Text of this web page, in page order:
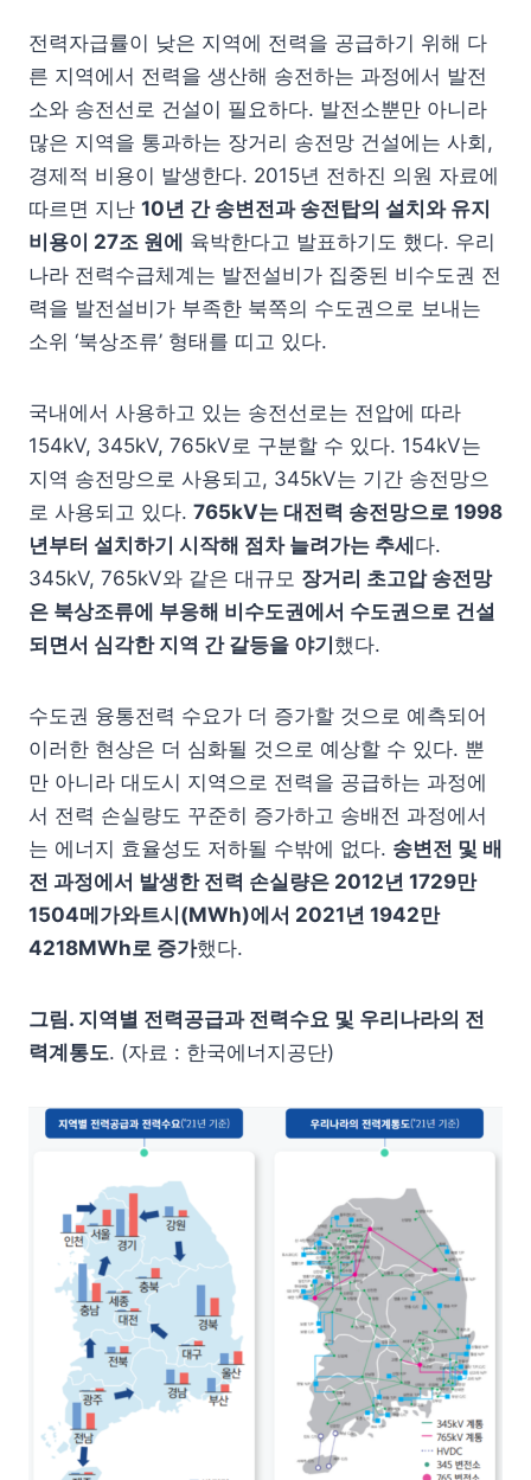
전력자급률이 낮은 지역에 전력을 공급하기 위해 다
른 지역에서 전력을 생산해 송전하는 과정에서 발전
소와 송전선로 건설이 필요하다. 발전소뿐만 아니라
많은 지역을 통과하는 장거리 송전망 건설에는 사회,
경제적 비용이 발생한다. 2015년 전하진 의원 자료에
따르면 지난 10년 간 송변전과 송전탑의 설치와 유지
비용이 27조 원에 육박한다고 발표하기도 했다. 우리
나라 전력수급체계는 발전설비가 집중된 비수도권 전
력을 발전설비가 부족한 북쪽의 수도권으로 보내는
소위 ‘북상조류’ 형태를 띠고 있다.
국내에서 사용하고 있는 송전선로는 전압에 따라
154kV, 345kV, 765kV로 구분할 수 있다. 154kV는
지역 송전망으로 사용되고, 345kV는 기간 송전망으
로 사용되고 있다. 765kV는 대전력 송전망으로 1998
년부터 설치하기 시작해 점차 늘려가는 추세 다.
345kV, 765kV와 같은 대규모 장거리 초고압 송전망
은 북상조류에 부응해 비수도권에서 수도권으로 건설
되면서 심각한 지역 간 갈등을 야기 했다.
수도권 융통전력 수요가 더 증가할 것으로 예측되어
이러한 현상은 더 심화될 것으로 예상할 수 있다. 뿐
만 아니라 대도시 지역으로 전력을 공급하는 과정에
서 전력 손실량도 꾸준히 증가하고 송배전 과정에서
는 에너지 효율성도 저하될 수밖에 없다. 송변전 및 배
전 과정에서 발생한 전력 손실량은 2012년 1729만
1504메가와트시 (MWh)에서 2021년 1942만
4218MWh로 증가했다.
그림. 지역별 전력공급과 전력수요 및 우리나라의 전
력계통도. (자료 : 한국에너지공단)